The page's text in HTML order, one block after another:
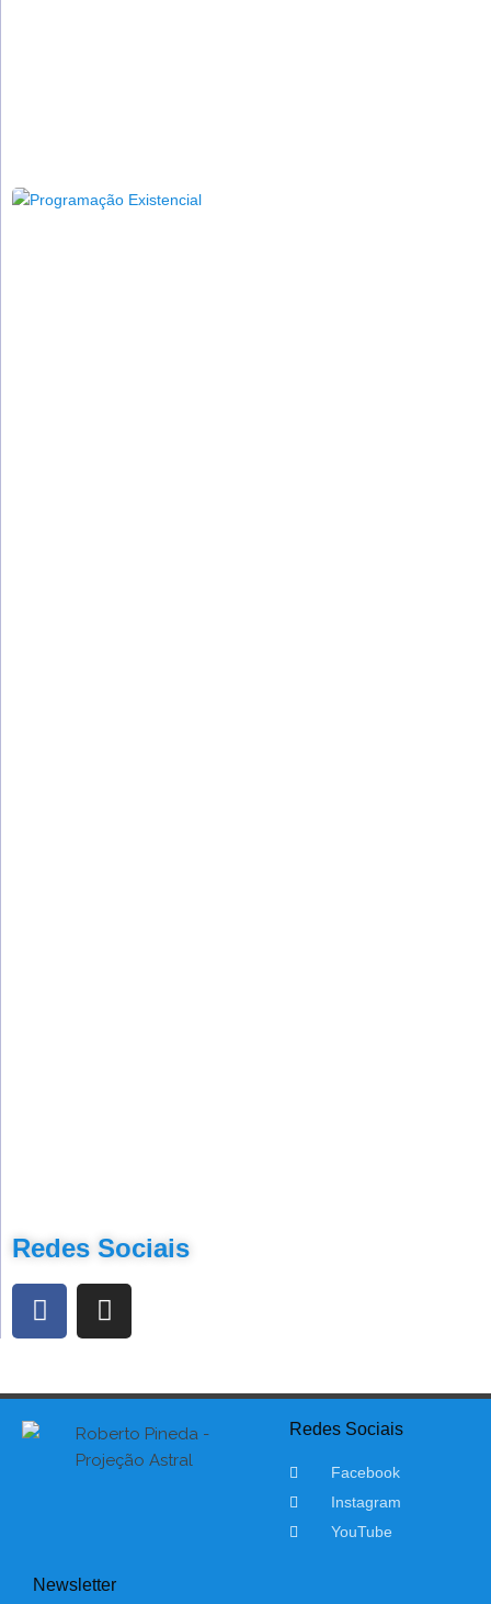
Redes Sociais
Redes Sociais
Facebook
Instagram
YouTube
Newsletter